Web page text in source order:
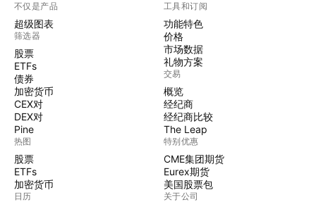
不仅是产品
超级图表
筛选器
股票
ETFs
债券
加密货币
CEX对
DEX对
Pine
热图
股票
ETFs
加密货币
日历
工具和订阅
功能特色
价格
市场数据
礼物方案
交易
概览
经纪商
经纪商比较
The Leap
特别优惠
CME集团期货
Eurex期货
美国股票包
关于公司